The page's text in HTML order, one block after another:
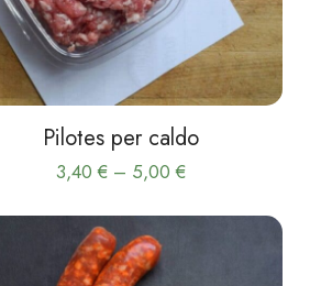
Pilotes per caldo
3,40€ – 5,00€Interval
producte
té